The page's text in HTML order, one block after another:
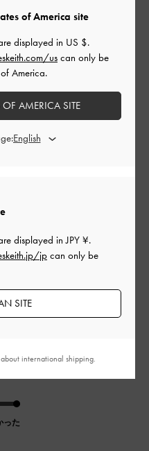
役に立ちましたか？
っていて可愛いです！コン
いですが、マチがしっかり
ます！梱包も丁寧で安心し
った
った
displayed inJPY ¥.
jpcan only be
SITE
of America site
displayed in US $.
uscan only be
America.
OF AMERICA SITE
international shipping.